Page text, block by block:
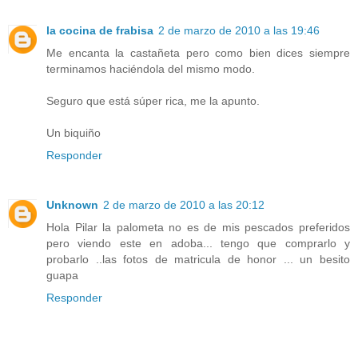
la cocina de frabisa 2 de marzo de 2010 a las 19:46
Me encanta la castañeta pero como bien dices siempre
terminamos haciéndola del mismo modo.
Seguro que está súper rica, me la apunto.
Un biquiño
Responder
Unknown 2 de marzo de 2010 a las 20:12
Hola Pilar la palometa no es de mis pescados preferidos
pero viendo este en adoba... tengo que comprarlo y
probarlo ..las fotos de matricula de honor ... un besito
guapa
Responder